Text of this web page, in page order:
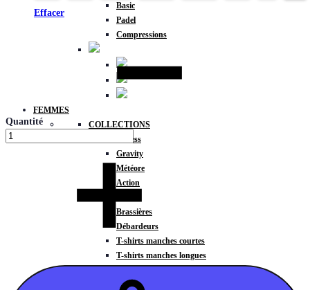
Basic
Padel
Compressions
FEMMES
COLLECTIONS
Fitness
Gravity
Météore
Action
Brassières
Débardeurs
T-shirts manches courtes
T-shirts manches longues
Sweats à capuche
Effacer
Quantité